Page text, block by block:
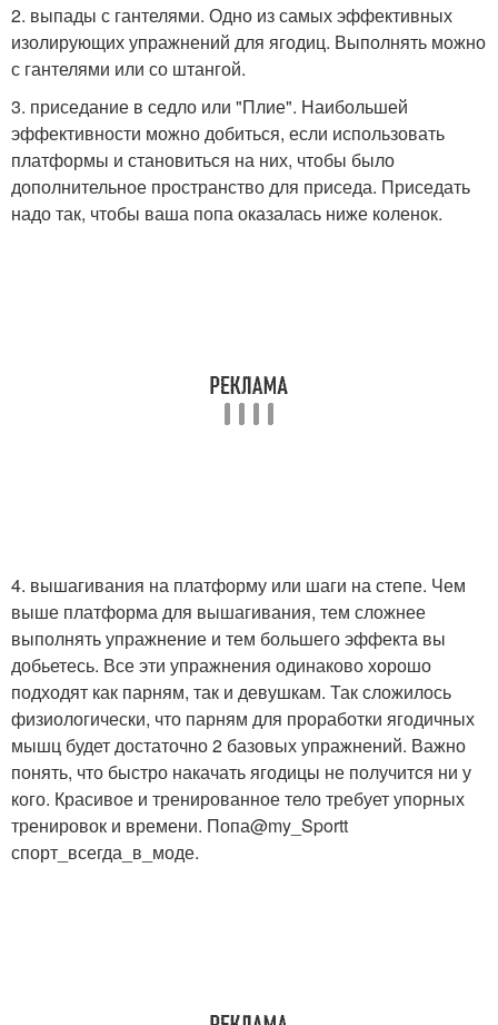
2. выпады с гантелями. Одно из самых эффективных
изолирующих упражнений для ягодиц. Выполнять можно
с гантелями или со штангой.
3. приседание в седло или "Плие". Наибольшей
эффективности можно добиться, если использовать
платформы и становиться на них, чтобы было
дополнительное пространство для приседа. Приседать
надо так, чтобы ваша попа оказалась ниже коленок.
4. вышагивания на платформу или шаги на степе. Чем
выше платформа для вышагивания, тем сложнее
выполнять упражнение и тем большего эффекта вы
добьетесь. Все эти упражнения одинаково хорошо
подходят как парням, так и девушкам. Так сложилось
физиологически, что парням для проработки ягодичных
мышц будет достаточно 2 базовых упражнений. Важно
понять, что быстро накачать ягодицы не получится ни у
кого. Красивое и тренированное тело требует упорных
тренировок и времени. Попа@my_Sportt
спорт_всегда_в_моде.